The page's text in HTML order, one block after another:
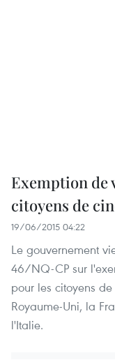
Exemption de
citoyens de
19/06/2015 04:22
Le gouvernement
46/NQ-CP sur
pour les citoyens
Royaume-Uni, la
l'Italie.